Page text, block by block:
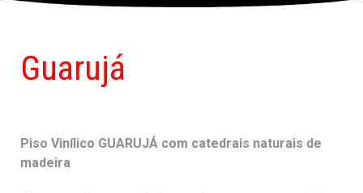
Guarujá
Piso Vinílico GUARUJÁ com catedrais naturais de
madeira